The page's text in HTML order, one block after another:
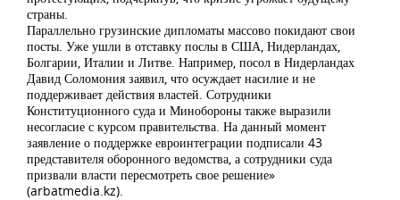
страны.
Параллельно грузинские дипломаты массово покидают свои
посты. Уже ушли в отставку послы в США, Нидерландах,
Болгарии, Италии и Литве. Например, посол в Нидерландах
Давид Соломония заявил, что осуждает насилие и не
поддерживает действия властей. Сотрудники
Конституционного суда и Минобороны также выразили
несогласие с курсом правительства. На данный момент
заявление о поддержке евроинтеграции подписали 43
представителя оборонного ведомства, а сотрудники суда
призвали власти пересмотреть свое решение»
(arbatmedia.kz).